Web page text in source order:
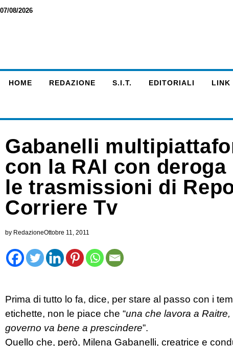
07/08/2026
HOME REDAZIONE S.I.T. EDITORIALI LINK
Gabanelli
con la RAI con
le trasmissioni di
Corriere Tv
by RedazioneOttobre 11, 2011
Prima di tutto lo fa, dice, per stare al passo con i
etichette, non le piace che “una che lavora a
governo va bene a prescindere”.
Quello che, però, Milena Gabanelli, creatrice e